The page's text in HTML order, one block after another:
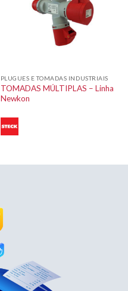
PLUGUES E TOMADAS INDUSTRIAIS
TOMADAS MÚLTIPLAS – Linha
Newkon